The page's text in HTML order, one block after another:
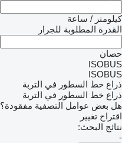
كيلومتر / ساعة
القدرة المطلوبة للجرار
حصان
ISOBUS
ISOBUS
ذراع خط السطور في التربة
ذراع خط السطور في التربة
هل بعض عوامل التصفية مفقودة؟
اقتراح تغيير
نتائج البحث:
-